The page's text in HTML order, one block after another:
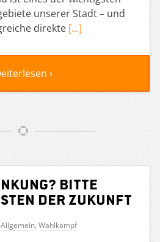
unserer Stadt – und
direkte […]
›
Bitte
der Zukunft
Allgemein, Wahlkampf